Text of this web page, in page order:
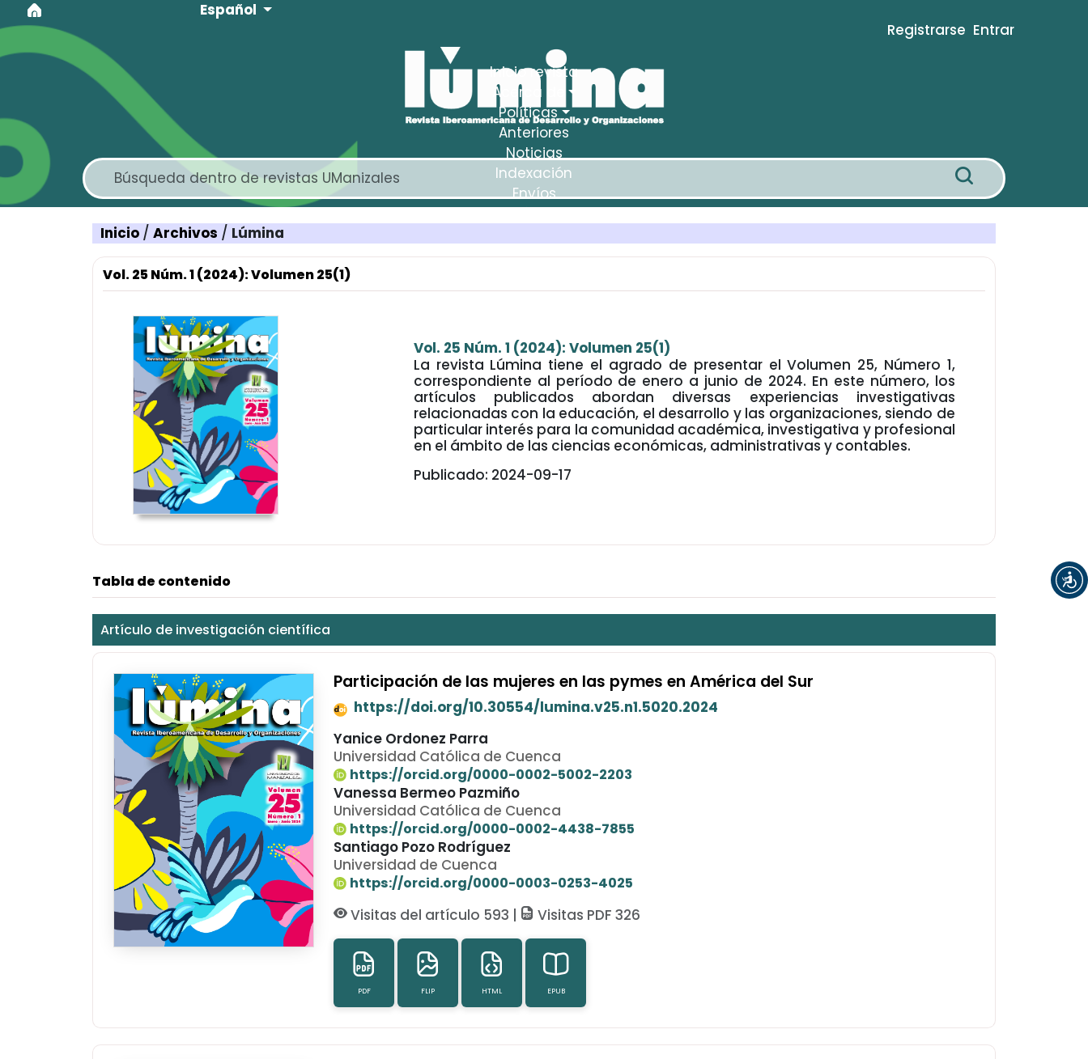
Ir al menú de navegación principal
Ir al contenido principal
Ir al pie de página del sitio Idioma
Español
Registrarse Entrar
Inicio revista
Acerca de
Políticas
Anteriores
Noticias
Indexación
Envíos
Inicio / Archivos / Lúmina
Vol. 25 Núm. 1 (2024): Volumen 25(1)
Vol. 25 Núm. 1 (2024): Volumen 25(1)
La revista Lúmina tiene el agrado de presentar el Volumen 25, Número 1,
correspondiente al período de enero a junio de 2024. En este número, los
artículos publicados abordan diversas experiencias investigativas
relacionadas con la educación, el desarrollo y las organizaciones, siendo de
particular interés para la comunidad académica, investigativa y profesional
en el ámbito de las ciencias económicas, administrativas y contables.
Publicado: 2024-09-17
Tabla de contenido
Artículo de investigación científica
Participación de las mujeres en las pymes en América del Sur
https://doi.org/10.30554/lumina.v25.n1.5020.2024
Yanice Ordonez Parra
Universidad Católica de Cuenca
https://orcid.org/0000-0002-5002-2203
Vanessa Bermeo Pazmiño
Universidad Católica de Cuenca
https://orcid.org/0000-0002-4438-7855
Santiago Pozo Rodríguez
Universidad de Cuenca
https://orcid.org/0000-0003-0253-4025
Visitas del artículo 593 | Visitas PDF 326
PDF FLIP HTML EPUB